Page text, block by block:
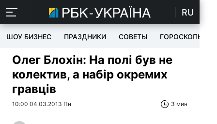
RU
ШОУ БИЗНЕС ПРАЗДНИКИ СОВЕТЫ ГОРОСКОПЫ
Олег Блохін: На полі був не
колектив, а набір окремих
гравців
10:00 04.03.2013 Пн 3 мин